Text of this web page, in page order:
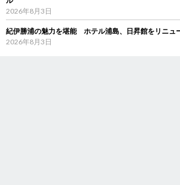
2026年8月3日
紀伊勝浦の魅力を堪能 ホテル浦島、日昇館をリニュ
2026年8月3日